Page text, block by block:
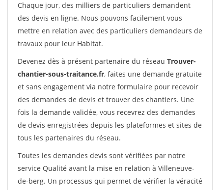
Chaque jour, des milliers de particuliers demandent
des devis en ligne. Nous pouvons facilement vous
mettre en relation avec des particuliers demandeurs de
travaux pour leur Habitat.
Devenez dès à présent partenaire du réseau Trouver-
chantier-sous-traitance.fr, faites une demande gratuite
et sans engagement via notre formulaire pour recevoir
des demandes de devis et trouver des chantiers. Une
fois la demande validée, vous recevrez des demandes
de devis enregistrées depuis les plateformes et sites de
tous les partenaires du réseau.
Toutes les demandes devis sont vérifiées par notre
service Qualité avant la mise en relation à Villeneuve-
de-berg. Un processus qui permet de vérifier la véracité